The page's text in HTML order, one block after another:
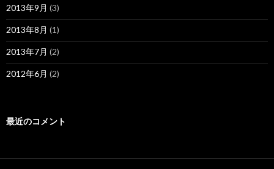
2013年9月 (3)
2013年8月 (1)
2013年7月 (2)
2012年6月 (2)
最近のコメント